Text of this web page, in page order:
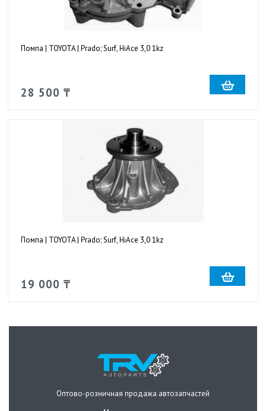
Помпа | TOYOTA | Prado; Surf, HiAce 3,0 1kz
28 500 ₸
Помпа | TOYOTA | Prado; Surf, HiAce 3,0 1kz
19 000 ₸
Оптово-розничная продажа автозапчастей